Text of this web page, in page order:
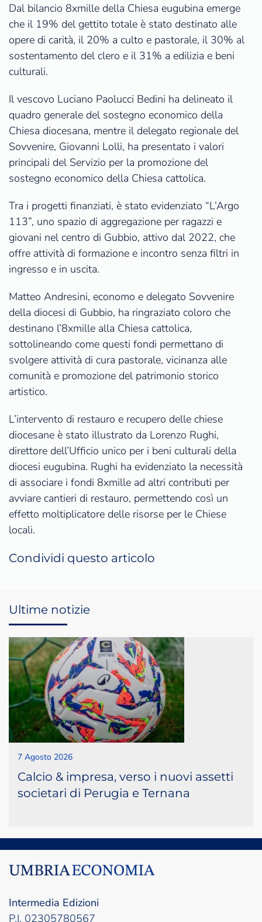
Dal bilancio 8xmille della Chiesa eugubina emerge
che il 19% del gettito totale è stato destinato alle
opere di carità, il 20% a culto e pastorale, il 30% al
sostentamento del clero e il 31% a edilizia e beni
culturali.
Il vescovo Luciano Paolucci Bedini ha delineato il
quadro generale del sostegno economico della
Chiesa diocesana, mentre il delegato regionale del
Sovvenire, Giovanni Lolli, ha presentato i valori
principali del Servizio per la promozione del
sostegno economico della Chiesa cattolica.
Tra i progetti finanziati, è stato evidenziato “L’Argo
113”, uno spazio di aggregazione per ragazzi e
giovani nel centro di Gubbio, attivo dal 2022, che
offre attività di formazione e incontro senza filtri in
ingresso e in uscita.
Matteo Andresini, economo e delegato Sovvenire
della diocesi di Gubbio, ha ringraziato coloro che
destinano l’8xmille alla Chiesa cattolica,
sottolineando come questi fondi permettano di
svolgere attività di cura pastorale, vicinanza alle
comunità e promozione del patrimonio storico
artistico.
L’intervento di restauro e recupero delle chiese
diocesane è stato illustrato da Lorenzo Rughi,
direttore dell’Ufficio unico per i beni culturali della
diocesi eugubina. Rughi ha evidenziato la necessità
di associare i fondi 8xmille ad altri contributi per
avviare cantieri di restauro, permettendo così un
effetto moltiplicatore delle risorse per le Chiese
locali.
Condividi questo articolo
Ultime notizie
7 Agosto 2026
Calcio & impresa, verso i nuovi assetti
societari di Perugia e Ternana
Intermedia Edizioni
P.I. 02305780567